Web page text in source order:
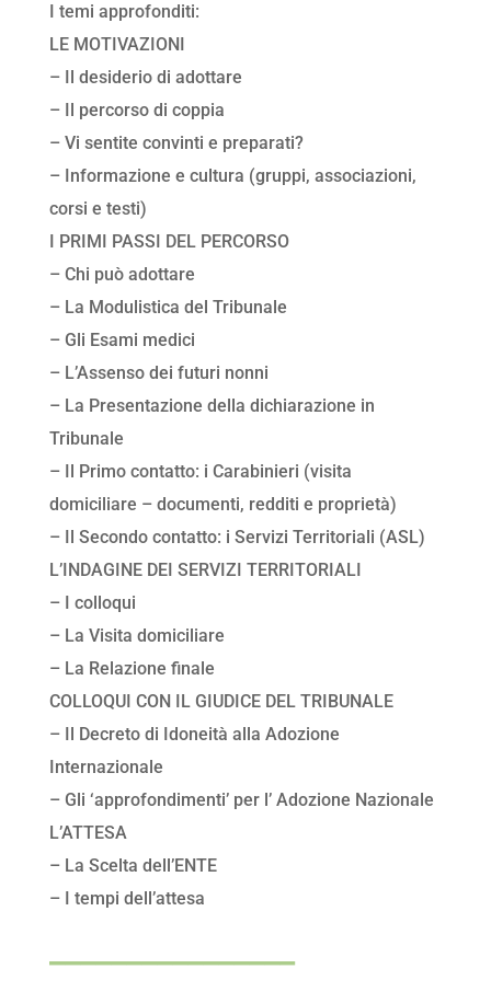
I temi approfonditi:
LE MOTIVAZIONI
– Il desiderio di adottare
– Il percorso di coppia
– Vi sentite convinti e preparati?
– Informazione e cultura (gruppi, associazioni,
corsi e testi)
I PRIMI PASSI DEL PERCORSO
– Chi può adottare
– La Modulistica del Tribunale
– Gli Esami medici
– L’Assenso dei futuri nonni
– La Presentazione della dichiarazione in
Tribunale
– Il Primo contatto: i Carabinieri (visita
domiciliare – documenti, redditi e proprietà)
– Il Secondo contatto: i Servizi Territoriali (ASL)
L’INDAGINE DEI SERVIZI TERRITORIALI
– I colloqui
– La Visita domiciliare
– La Relazione finale
COLLOQUI CON IL GIUDICE DEL TRIBUNALE
– Il Decreto di Idoneità alla Adozione
Internazionale
– Gli ‘approfondimenti’ per l’ Adozione Nazionale
L’ATTESA
– La Scelta dell’ENTE
– I tempi dell’attesa